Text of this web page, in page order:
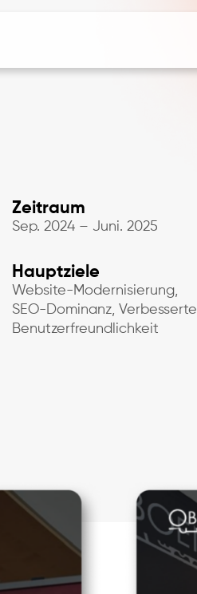
Zeitraum
Sep. 2024 – Juni. 2025
Hauptziele
Website-Modernisierung,
SEO-Dominanz, Verbesserte
Benutzerfreundlichkeit